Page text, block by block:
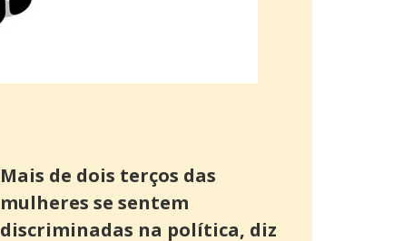
Mais de dois terços das
mulheres se sentem
discriminadas na política, diz